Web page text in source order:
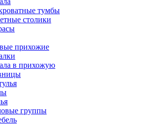
тумбы
столики
прихожие
в прихожую
группы